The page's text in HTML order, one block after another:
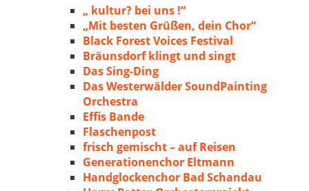
„ kultur? bei uns !“
„Mit besten Grüßen, dein Chor“
Black Forest Voices Festival
Bräunsdorf klingt und singt
Das Sing-Ding
Das Westerwälder SoundPainting
Orchestra
Effis Bande
Flaschenpost
frisch gemischt – auf Reisen
Generationenchor Eltmann
Handglockenchor Bad Schandau